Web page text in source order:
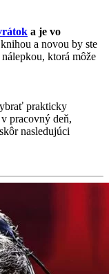
a je vo
a novou by ste
ktorá môže
prakticky
pracovný deň,
nasledujúci